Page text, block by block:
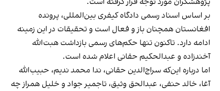
بر اساس اسناد رسمی دادگاه کیفری بین‌المللی، پرونده
افغانستان همچنان باز و فعال است و تحقیقات در این زمینه
ادامه دارد. تاکنون تنها حکم‌های رسمی بازداشت هبت‌الله
آخندزاده و عبدالحکیم حقانی اعلام شده است.
اما درباره این‌که سراج‌الدین حقانی، ندا محمد ندیم، حبیب‌الله
آغا، خالد حنفی، عبدالحق وثیق، تاجمیر جواد و خلیل همراز چه